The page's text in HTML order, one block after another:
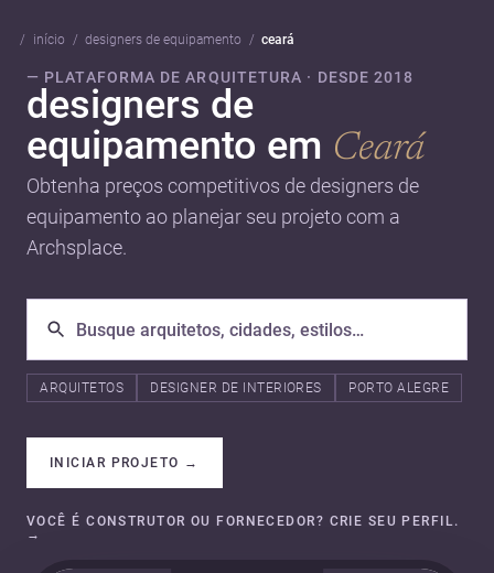
início designers de equipamento ceará
— PLATAFORMA DE ARQUITETURA · DESDE 2018
designers de
equipamento em Ceará
Obtenha preços competitivos de designers de
equipamento ao planejar seu projeto com a
Archsplace.
ARQUITETOS DESIGNER DE INTERIORES PORTO ALEGRE
INICIAR PROJETO →
VOCÊ É CONSTRUTOR OU FORNECEDOR? CRIE SEU PERFIL.
→